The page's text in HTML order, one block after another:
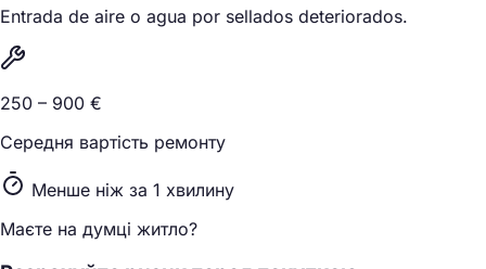
Entrada de aire o agua por sellados deteriorados.
250 – 900 €
Середня вартість ремонту
Менше ніж за 1 хвилину
Маєте на думці житло?